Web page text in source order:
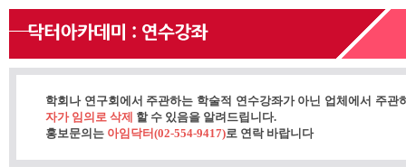
학회나 연구회에서 주관하는 학술적 연수강좌가 아닌 업체에서 주
자가 임의로 삭제 할 수 있음을 알려드립니다.
홍보문의는 아임닥터(02-554-9417)로 연락 바랍니다